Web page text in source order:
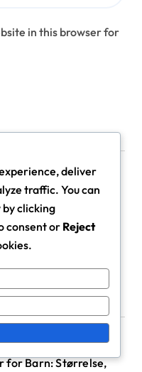
in this browser for
for Barn: Størrelse,
deliver
traffic. You can
by clicking
consent or Reject